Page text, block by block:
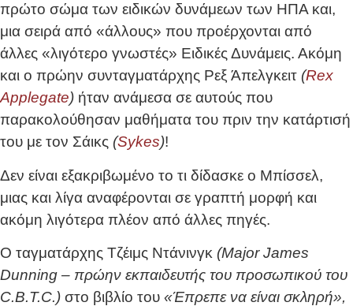
πρώτο σώμα των ειδικών δυνάμεων των ΗΠΑ και,
μια σειρά από «άλλους» που προέρχονται από
άλλες «λιγότερο γνωστές» Ειδικές Δυνάμεις. Ακόμη
και ο πρώην συνταγματάρχης Ρεξ Άπελγκειτ (Rex
Applegate) ήταν ανάμεσα σε αυτούς που
παρακολούθησαν μαθήματα του πριν την κατάρτισή
του με τον Σάικς (Sykes)!
Δεν είναι εξακριβωμένο το τι δίδασκε ο Μπίσσελ,
μιας και λίγα αναφέρονται σε γραπτή μορφή και
ακόμη λιγότερα πλέον από άλλες πηγές.
Ο ταγματάρχης Τζέιμς Ντάνινγκ (Major James
Dunning – πρώην εκπαιδευτής του προσωπικού του
C.B.T.C.) στο βιβλίο του «Έπρεπε να είναι σκληρή»,